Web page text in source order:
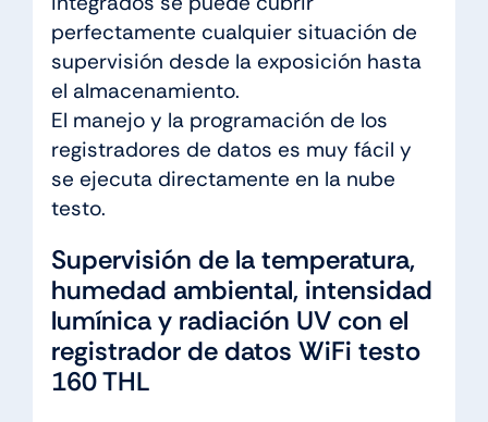
perfectamente cualquier situación de
supervisión desde la exposición hasta
el almacenamiento.
El manejo y la programación de los
registradores de datos es muy fácil y
se ejecuta directamente en la nube
testo.
Supervisión de la temperatura,
humedad ambiental, intensidad
lumínica y radiación UV con el
registrador de datos WiFi testo
160 THL